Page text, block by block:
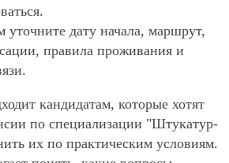
уточните дату начала, маршрут,
правила проживания и
кандидатам, которые хотят
по специализации "Штукатур-
их по практическим условиям.